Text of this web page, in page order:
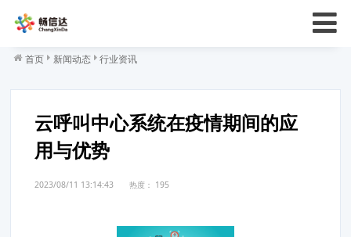
首页 新闻动态 行业资讯
云呼叫中心系统在疫情期间的应
用与优势
2023/08/11 13:14:43 热度： 195